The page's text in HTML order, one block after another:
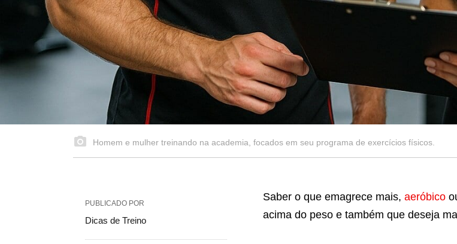
Homem e mulher treinando na academia, focados em seu programa de exercícios físicos.
Saber o que emagrece mais, aeróbico
acima do peso e também que deseja
PUBLICADO POR
Dicas de Treino